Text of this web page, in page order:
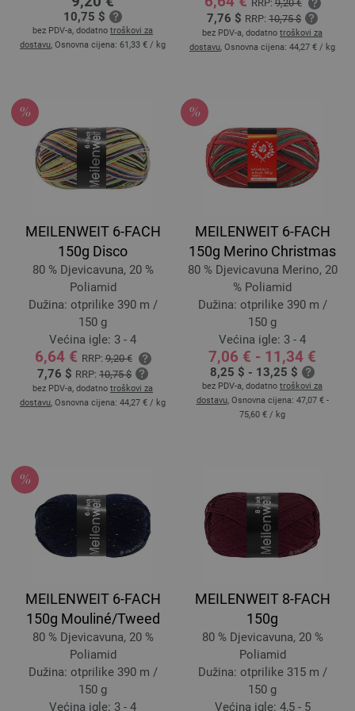
10,75 $
bez PDV-a, dodatno troškovi za
dostavu, Osnovna cijena: 61,33 € / kg
RRP:9,20 €
7,76 $ RRP: 10,75 $
bez PDV-a, dodatno troškovi za
dostavu, Osnovna cijena: 44,27 € / kg
MEILENWEIT 6-FACH
150g Disco
80 % Djevicavuna, 20 %
Poliamid
Dužina: otprilike 390 m /
150 g
Većina igle: 3 - 4
6,64 € RRP:9,20 €
7,76 $ RRP: 10,75 $
bez PDV-a, dodatno troškovi za
dostavu, Osnovna cijena: 44,27 € / kg
MEILENWEIT 6-FACH
150g Merino Christmas
80 % Djevicavuna Merino, 20
% Poliamid
Dužina: otprilike 390 m /
150 g
Većina igle: 3 - 4
7,06 € - 11,34 €
8,25 $ - 13,25 $
bez PDV-a, dodatno troškovi za
dostavu, Osnovna cijena: 47,07 € -
75,60 € / kg
MEILENWEIT 6-FACH
150g Mouliné/Tweed
80 % Djevicavuna, 20 %
Poliamid
Dužina: otprilike 390 m /
150 g
Većina igle: 3 - 4
MEILENWEIT 8-FACH
150g
80 % Djevicavuna, 20 %
Poliamid
Dužina: otprilike 315 m /
150 g
Većina igle: 4,5 - 5